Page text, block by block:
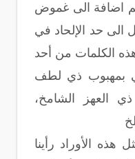
اضافة الى غموض
حد الإلحاد في
هذه الكلمات من أحد
بمهبوب ذي لطف
العهز الشامخ،
هذه الأوراد رأينا